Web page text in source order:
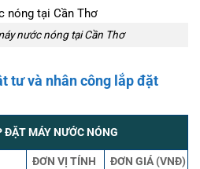
nước nóng tại Cần Thơ
tư và nhân công lắp đặt
ĐẶT MÁY NƯỚC NÓNG
ĐƠN VỊ TÍNH
ĐƠN GIÁ (VNĐ)